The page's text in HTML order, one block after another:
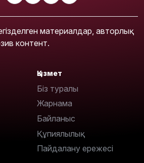
материалдар, авторлық
контент.
Қызмет
Біз туралы
Жарнама
Байланыс
Құпиялылық
Пайдалану ережесі